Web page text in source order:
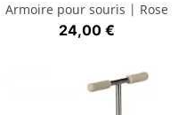
Armoire pour souris | Rose
Prix
24,00 €